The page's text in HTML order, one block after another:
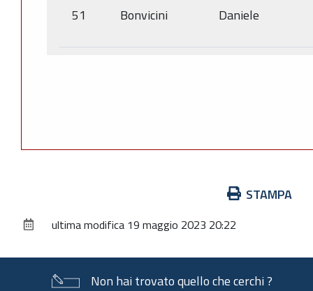
51 Bonvicini Daniele
documento
STAMPA
ultima modifica 19 maggio 2023 20:22
Non hai trovato quello che cerchi ?